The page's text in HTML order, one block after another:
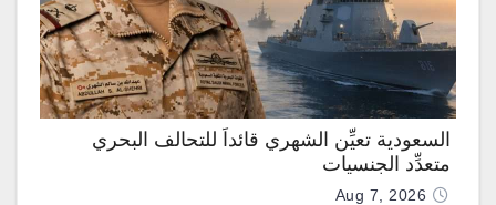
السعودية تعيِّن الشهري قائداً للتحالف البحري
متعدِّد الجنسيات
Aug 7, 2026